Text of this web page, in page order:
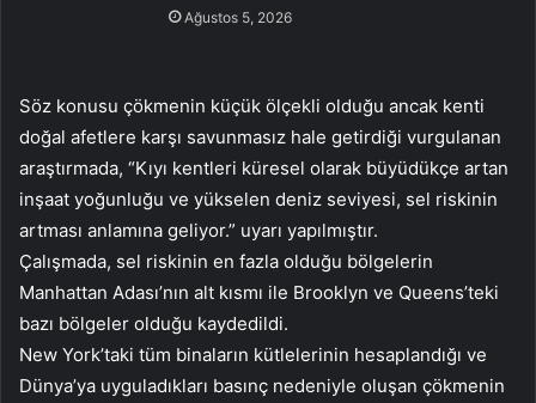
Ağustos 5, 2026
Söz konusu çökmenin küçük ölçekli olduğu ancak kenti
doğal afetlere karşı savunmasız hale getirdiği vurgulanan
araştırmada, “Kıyı kentleri küresel olarak büyüdükçe artan
inşaat yoğunluğu ve yükselen deniz seviyesi, sel riskinin
artması anlamına geliyor.” uyarı yapılmıştır.
Çalışmada, sel riskinin en fazla olduğu bölgelerin
Manhattan Adası’nın alt kısmı ile Brooklyn ve Queens’teki
bazı bölgeler olduğu kaydedildi.
New York’taki tüm binaların kütlelerinin hesaplandığı ve
Dünya’ya uyguladıkları basınç nedeniyle oluşan çökmenin